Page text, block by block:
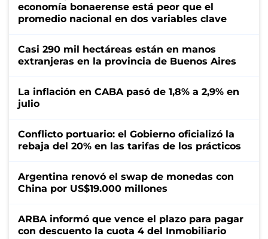
economía bonaerense está peor que el
promedio nacional en dos variables clave
Casi 290 mil hectáreas están en manos
extranjeras en la provincia de Buenos Aires
La inflación en CABA pasó de 1,8% a 2,9% en
julio
Conflicto portuario: el Gobierno oficializó la
rebaja del 20% en las tarifas de los prácticos
Argentina renovó el swap de monedas con
China por US$19.000 millones
ARBA informó que vence el plazo para pagar
con descuento la cuota 4 del Inmobiliario